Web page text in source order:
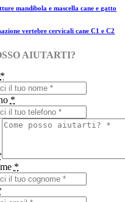
mandibola e mascella cane e gatto
vertebre cervicali cane C1 e C2
AIUTARTI?
*
*
*